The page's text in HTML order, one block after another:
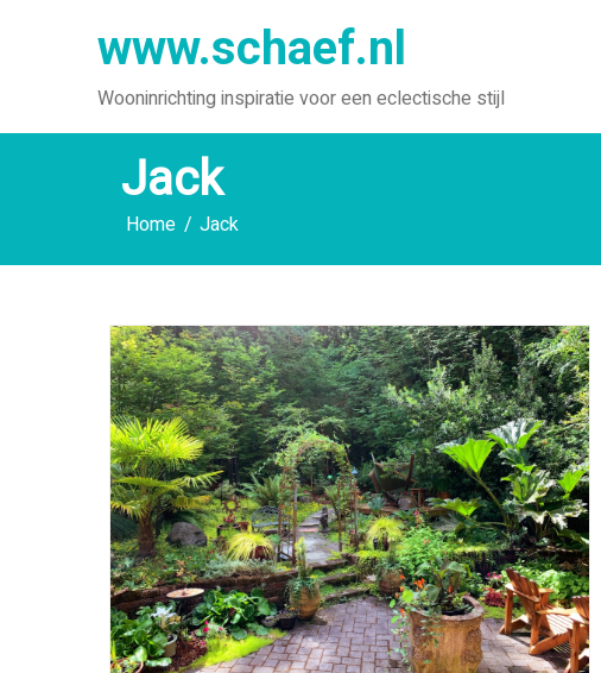
www.schaef.nl
Wooninrichting inspiratie voor een eclectische stijl
Jack
Home Jack